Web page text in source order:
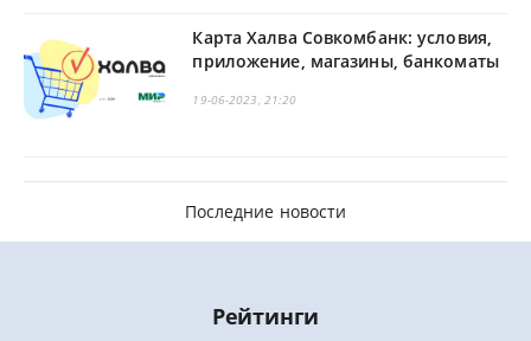
Карта Халва Совкомбанк: условия,
приложение, магазины, банкоматы
19-06-2023, 21:20
Последние новости
Рейтинги